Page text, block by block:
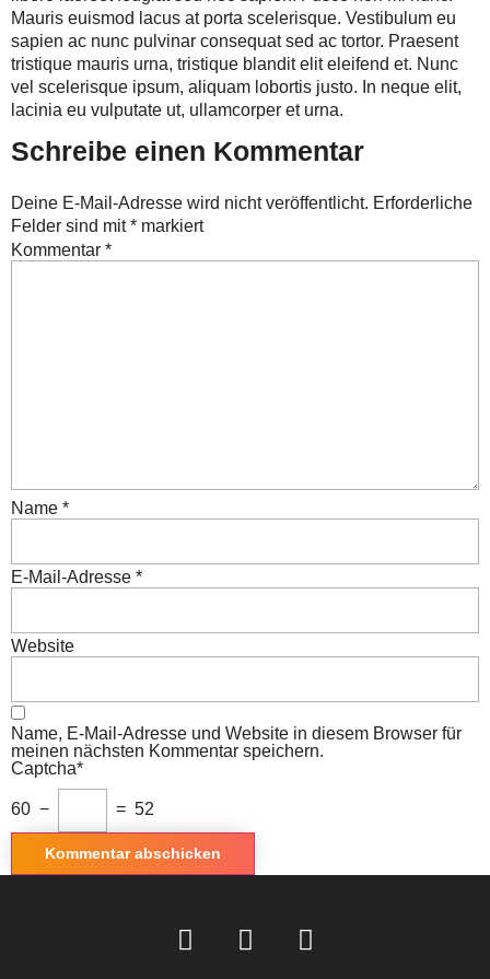
Mauris euismod lacus at porta scelerisque. Vestibulum eu
sapien ac nunc pulvinar consequat sed ac tortor. Praesent
tristique mauris urna, tristique blandit elit eleifend et. Nunc
vel scelerisque ipsum, aliquam lobortis justo. In neque elit,
lacinia eu vulputate ut, ullamcorper et urna.
Schreibe einen Kommentar
Deine E-Mail-Adresse wird nicht veröffentlicht. Erforderliche
Felder sind mit* markiert
Kommentar *
Name *
E-Mail-Adresse *
Website
Name, E-Mail-Adresse und Website in diesem Browser für
meinen nächsten Kommentar speichern.
Captcha*
60 − = 52